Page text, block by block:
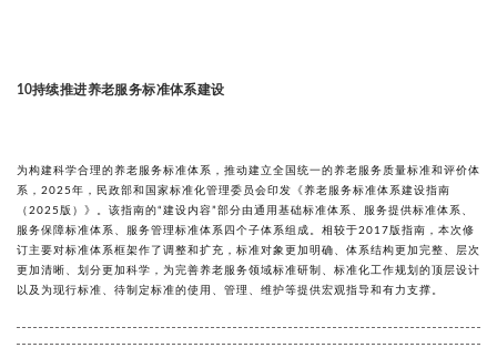
10持续推进养老服务标准体系建设
为构建科学合理的养老服务标准体系，推动建立全国统一的养老服务质量标准和评价体
系，2025年，民政部和国家标准化管理委员会印发《养老服务标准体系建设指南
（2025版）》。该指南的“建设内容”部分由通用基础标准体系、服务提供标准体系、
服务保障标准体系、服务管理标准体系四个子体系组成。相较于2017版指南，本次修
订主要对标准体系框架作了调整和扩充，标准对象更加明确、体系结构更加完整、层次
更加清晰、划分更加科学，为完善养老服务领域标准研制、标准化工作规划的顶层设计
以及为现行标准、待制定标准的使用、管理、维护等提供宏观指导和有力支撑。